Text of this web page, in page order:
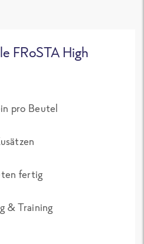
FRoSTA High
pro Beutel
fertig
& Training